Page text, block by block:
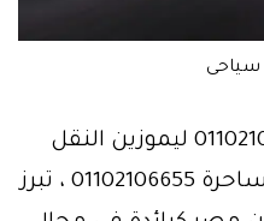
سياحى
ايجار نقل سياحى 01102106655 ليموزين النقل
السياحى: في قلب مصر الساحرة 01102106655 ، تبرز